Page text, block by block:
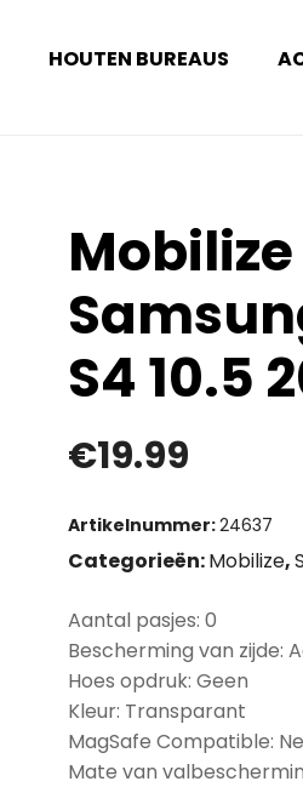
HOUTEN BUREAUS
S4 10.5
€19.99
Artikelnummer:24637
Categorieën:Mobilize,
Aantal pasjes: 0
Bescherming van zijde:
Hoes opdruk: Geen
Kleur: Transparant
MagSafe Compatible:
Mate van